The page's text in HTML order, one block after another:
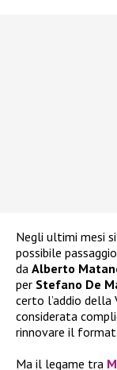
Negli ultimi mesi
possibile
da Alberto
per Stefano De
certo l’addio della
considerata
rinnovare il format.
Ma il legame tra